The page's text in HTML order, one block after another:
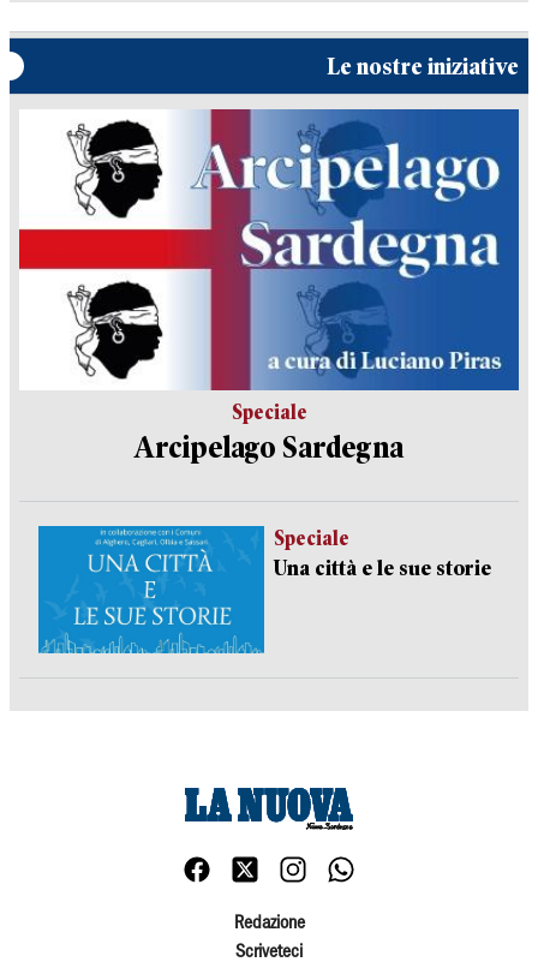
Le nostre iniziative
Speciale
Arcipelago Sardegna
Speciale
Una città e le sue storie
Redazione
Scriveteci